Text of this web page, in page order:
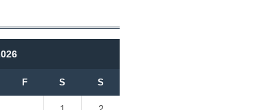
F S S